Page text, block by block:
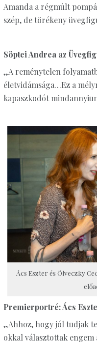
Amanda a régmúlt
szép, de törékeny
Söptei Andrea az
„A reménytelen
életvidámsága…Ez a
kapaszkodót
Ács Eszter és Ölveczky
Premierportré: Ács
„Ahhoz, hogy jól tudjak
okkal választottak